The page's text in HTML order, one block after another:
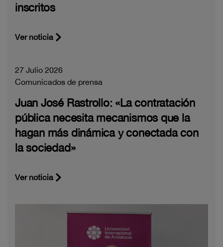
inscritos
Ver noticia
27 Julio 2026
Comunicados de prensa
Juan José Rastrollo: «La contratación
pública necesita mecanismos que la
hagan más dinámica y conectada con
la sociedad»
Ver noticia